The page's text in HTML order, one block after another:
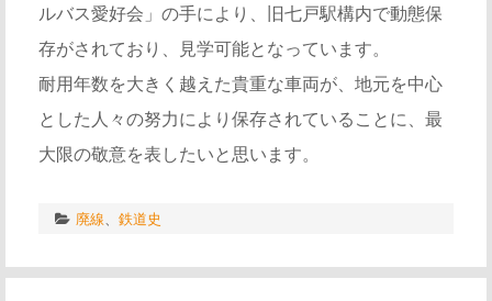
ルバス愛好会」の手により、旧七戸駅構内で動態保
存がされており、見学可能となっています。
耐用年数を大きく越えた貴重な車両が、地元を中心
とした人々の努力により保存されていることに、最
大限の敬意を表したいと思います。
廃線、 鉄道史